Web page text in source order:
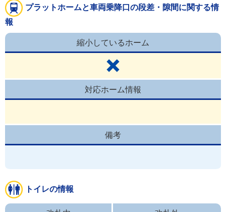
プラットホームと車両乗降口の段差・隙間に関する情
報
縮小しているホーム
対応ホーム情報
備考
トイレの情報